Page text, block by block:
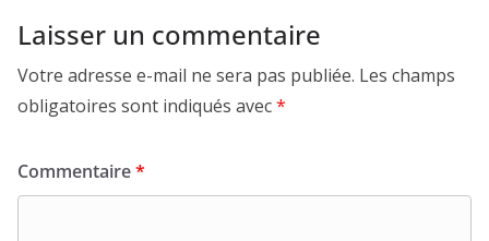
Laisser un commentaire
Votre adresse e-mail ne sera pas publiée. Les champs
obligatoires sont indiqués avec*
Commentaire*